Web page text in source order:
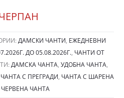
ДАМСКИ ЧАНТИ, ЕЖЕДНЕВНИ
ДО 05.08.2026Г., ЧАНТИ ОТ
ДАМСКА ЧАНТА, УДОБНА ЧАНТА,
ЧАНТА С ПРЕГРАДИ, ЧАНТА С ШАРЕНА
ЧЕРВЕНА ЧАНТА